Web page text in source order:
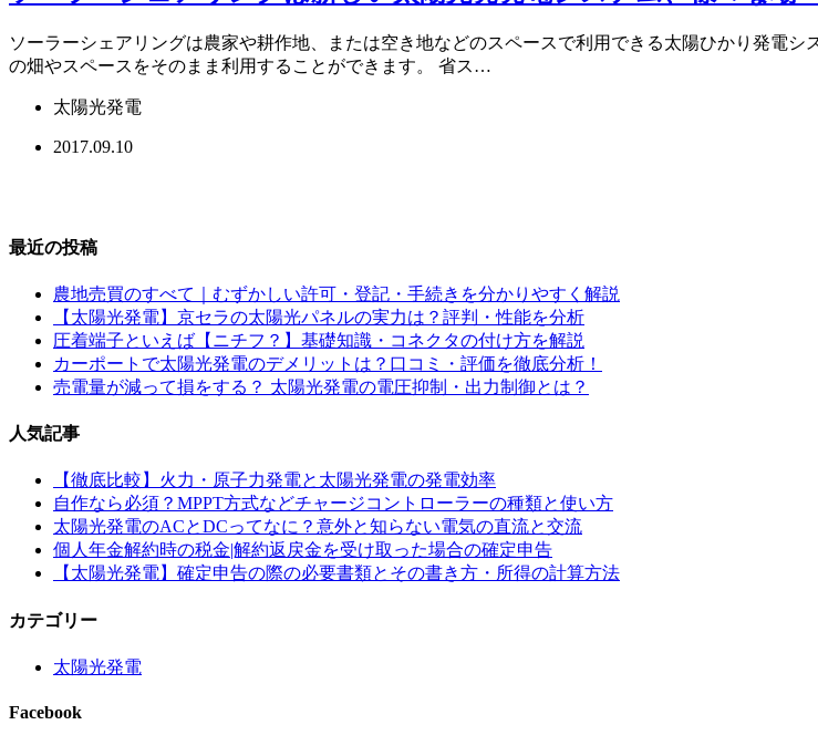
ソーラーシェアリングは農家や耕作地、または空き地などのスペースで利用できる太陽ひかり発電
の畑やスペースをそのまま利用することができます。 省ス…
太陽光発電
2017.09.10
最近の投稿
農地売買のすべて｜むずかしい許可・登記・手続きを分かりやすく解説
【太陽光発電】京セラの太陽光パネルの実力は？評判・性能を分析
圧着端子といえば【ニチフ？】基礎知識・コネクタの付け方を解説
カーポートで太陽光発電のデメリットは？口コミ・評価を徹底分析！
売電量が減って損をする？ 太陽光発電の電圧抑制・出力制御とは？
人気記事
【徹底比較】火力・原子力発電と太陽光発電の発電効率
自作なら必須？MPPT方式などチャージコントローラーの種類と使い方
太陽光発電のACとDCってなに？意外と知らない電気の直流と交流
個人年金解約時の税金|解約返戻金を受け取った場合の確定申告
【太陽光発電】確定申告の際の必要書類とその書き方・所得の計算方法
カテゴリー
太陽光発電
Facebook